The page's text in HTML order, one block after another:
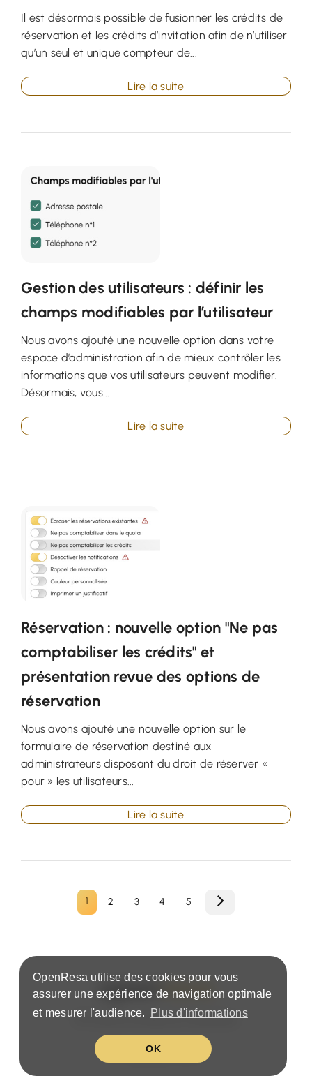
OpenResa utilise des cookies pour vous
assurer une expérience de navigation optimale
et mesurer l'audience.
Plus d'informations
OK
Il est désormais possible de fusionner les crédits de
réservation et les crédits d’invitation afin de n’utiliser
qu’un seul et unique compteur de...
Lire la suite
Gestion des utilisateurs : définir les
champs modifiables par l’utilisateur
Nous avons ajouté une nouvelle option dans votre
espace d’administration afin de mieux contrôler les
informations que vos utilisateurs peuvent modifier.
Désormais, vous...
Lire la suite
Réservation : nouvelle option "Ne pas
comptabiliser les crédits" et
présentation revue des options de
réservation
Nous avons ajouté une nouvelle option sur le
formulaire de réservation destiné aux
administrateurs disposant du droit de réserver «
pour » les utilisateurs...
Lire la suite
1 2 3 4 5
Conditions & politique de confidentialité
Monaco (FR)